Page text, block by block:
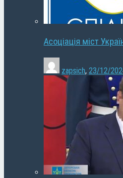
Асоціація міст
zapsich, 23/12/